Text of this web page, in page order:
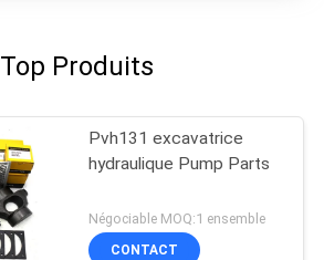
Top Produits
Pvh131 excavatrice
hydraulique Pump Parts
Négociable MOQ:1 ensemble
CONTACT